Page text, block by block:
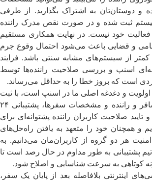
و دوستان‌تان به اشتراک بگذارید. از طرفی
ثبت شده و در صورت نقص مدرک راننده
فعالیت خود نیست. در نهایت همکاری مستقیم
و قضایی باعث می‌شود احتمال وقوع جرم
از سیستم‌های مشابه سنتی باشد. فرایند
اسنپ و بررسی صلاحیت راننده‌ها توسط
است که بروز خطا را به حداقل می‌رساند.
اولویت و دغدغه اصلی ما در اسنپ است، با ثبت
اطلاعات کاربران مسافر و راننده و مشخصات سفرها،‌ پشتیبانی ۲۴
صلاحیت کاربران راننده پشتوانه‌ای برای
و همچنان خود را متعهد به یافتن راه‌حل‌های
هر دو گروه از کاربران‌مان می‌دانیم. به
پشتیبانی به طور مداوم در حال رصد است تا
کوتاهی به سرعت شناسایی و اصلاح شود.
اینترنتی بلافاصله بعد از پایان یک سفر،